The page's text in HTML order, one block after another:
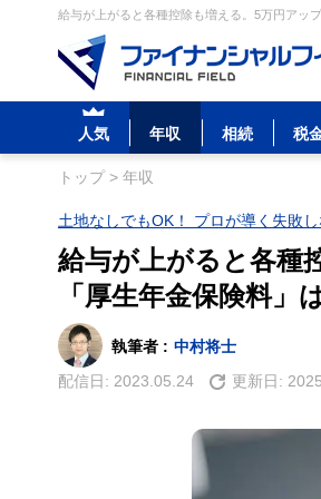
給与が上がると各種控除も増える。5万円アッ
人気 年収 相続 税
トップ> 年収
土地なしでもOK！ プロが導く失敗
給与が上がると各種
「厚生年金保険料」
執筆者 : 中村将士
配信日: 2023.05.24 更新日: